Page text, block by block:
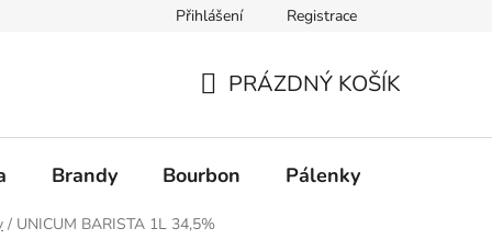
Přihlášení Registrace
KOŠÍK
PRÁZDNÝ KOŠÍK
Brandy Bourbon Pálenky
/ UNICUM BARISTA 1L 34,5%